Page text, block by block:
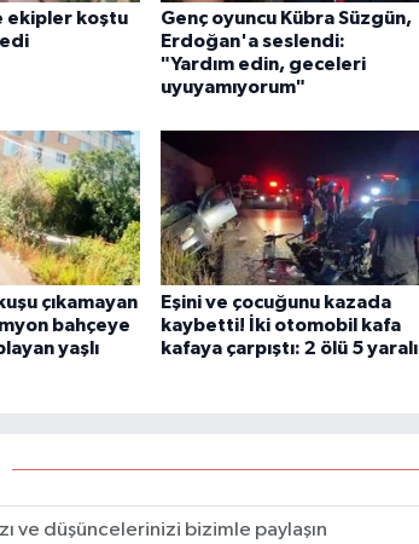
ekipler koştu
Genç oyuncu Kübra Süzgün,
Erdoğan'a seslendi:
"Yardım edin, geceleri
uyuyamıyorum"
çıkamayan
bahçeye
yaşlı
Eşini ve çocuğunu kazada
kaybetti! İki otomobil kafa
kafaya çarpıştı: 2 ölü 5 yaralı